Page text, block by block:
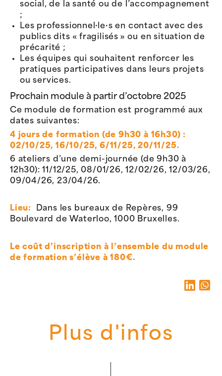
social, de la santé ou de l’accompagnement
;
Les professionnel·le·s en contact avec des
publics dits « fragilisés » ou en situation de
précarité ;
Les équipes qui souhaitent renforcer les
pratiques participatives dans leurs projets
ou services.
Prochain module à partir d’octobre 2025
Ce module de formation est programmé aux
dates suivantes:
4 jours de formation (de 9h30 à 16h30) :
02/10/25, 16/10/25, 6/11/25, 20/11/25.
6 ateliers d’une demi-journée (de 9h30 à
12h30): 11/12/25, 08/01/26, 12/02/26, 12/03/26,
09/04/26, 23/04/26.
Lieu:
Dans les bureaux de Repères, 99
Boulevard de Waterloo, 1000 Bruxelles.
Le coût d’inscription à l’ensemble du module
de formation s’élève à 180€.
Plus d'infos